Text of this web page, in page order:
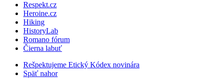
Respekt.cz
Heroine.cz
Hiking
HistoryLab
Romano fórum
Čierna labuť
Rešpektujeme Etický Kódex novinára
Späť nahor